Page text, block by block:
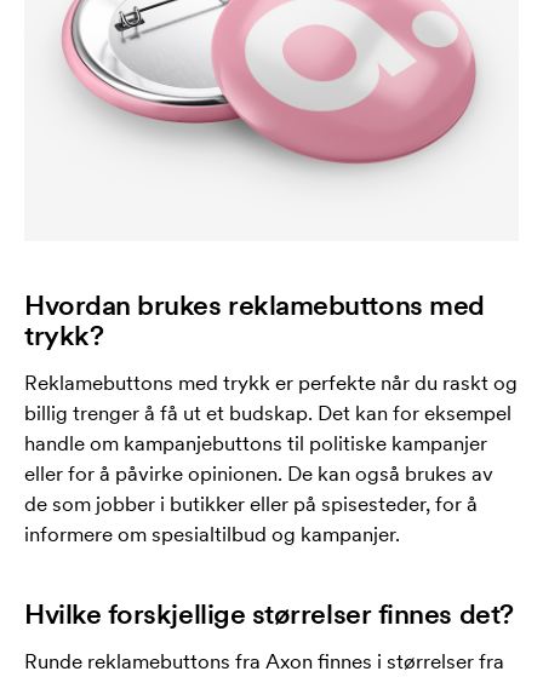
Hvordan brukes reklamebuttons med
trykk?
Reklamebuttons med trykk er perfekte når du raskt og
billig trenger å få ut et budskap. Det kan for eksempel
handle om kampanjebuttons til politiske kampanjer
eller for å påvirke opinionen. De kan også brukes av
de som jobber i butikker eller på spisesteder, for å
informere om spesialtilbud og kampanjer.
Hvilke forskjellige størrelser finnes det?
Runde reklamebuttons fra Axon finnes i størrelser fra